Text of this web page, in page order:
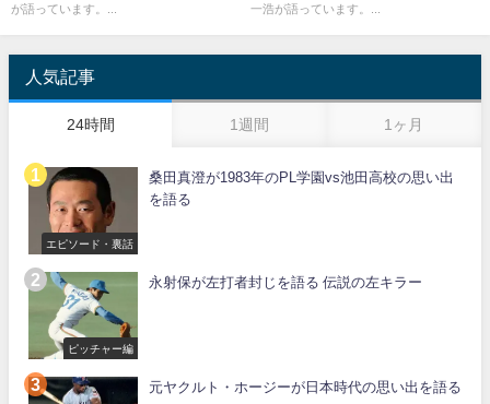
が語っています。...
一浩が語っています。...
人気記事
24時間 1週間 1ヶ月
エピソード・裏話
桑田真澄が1983年のPL学園vs池田高校の思い出
を語る
ピッチャー編
永射保が左打者封じを語る 伝説の左キラー
元ヤクルト・ホージーが日本時代の思い出を語る